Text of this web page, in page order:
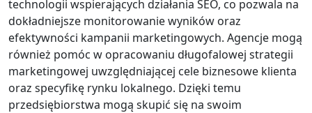
technologii wspierających działania SEO, co pozwala na
dokładniejsze monitorowanie wyników oraz
efektywności kampanii marketingowych. Agencje mogą
również pomóc w opracowaniu długofalowej strategii
marketingowej uwzględniającej cele biznesowe klienta
oraz specyfikę rynku lokalnego. Dzięki temu
przedsiębiorstwa mogą skupić się na swoim